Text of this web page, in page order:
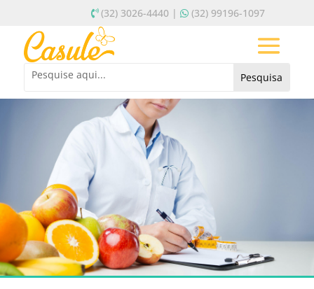
(32) 3026-4440 | (32) 99196-1097